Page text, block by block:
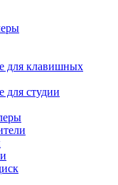
для клавишных
для студии